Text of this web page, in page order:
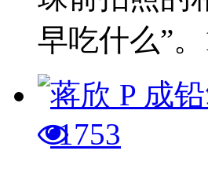
早吃什么”
1753